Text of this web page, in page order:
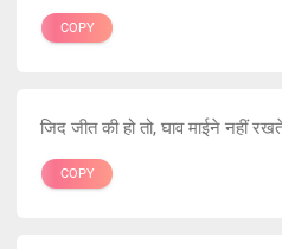
COPY
जिद जीत की हो तो, घाव माईने नहीं
COPY